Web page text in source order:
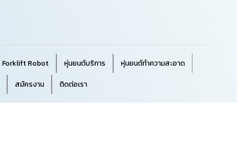
Forklift Robot หุ่นยนต์บริการ
หุ่นยนต์ทำความสะอาด
สมัครงาน ติดต่อเรา